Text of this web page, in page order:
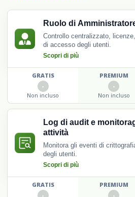
Ruolo di
Controllo centralizzato,
di accesso degli utenti.
Scopri di più
GRATIS
Non incluso
PREMIUM
Non incluso
Log di audit e
attività
Monitora gli eventi di
degli utenti.
Scopri di più
GRATIS PREMIUM